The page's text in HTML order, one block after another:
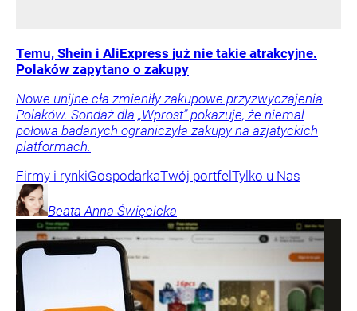
Temu, Shein i AliExpress już nie takie atrakcyjne.
Polaków zapytano o zakupy
Nowe unijne cła zmieniły zakupowe przyzwyczajenia
Polaków. Sondaż dla „Wprost” pokazuje, że niemal
połowa badanych ograniczyła zakupy na azjatyckich
platformach.
Firmy i rynkiGospodarkaTwój portfelTylko u Nas
Beata Anna Święcicka